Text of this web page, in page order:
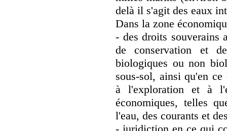
delà il s'agit des eaux
Dans la zone
- des droits souverains
de conservation et
biologiques ou non
sous-sol, ainsi qu'en
à l'exploration et à
économiques, telles
l'eau, des courants et